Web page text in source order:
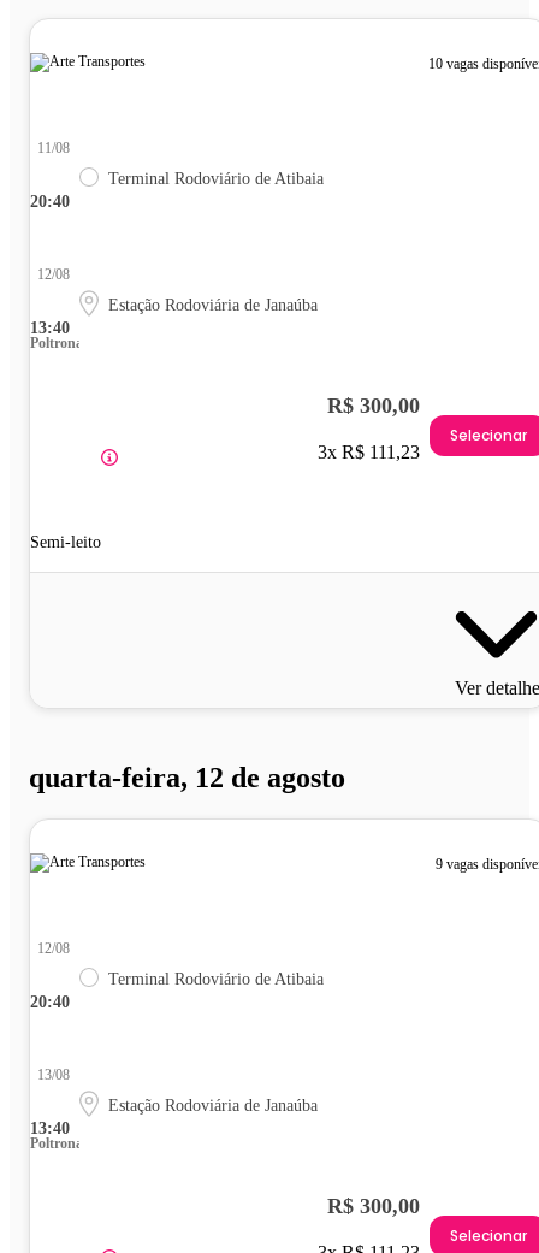
10 vagas
20:40
11/08
Terminal Rodoviário de Atibaia
13:40
12/08
Estação Rodoviária de Janaúba
Poltrona
Semi-leito
R$ 300,00
3x R$ 111,23
Selecionar
Ver
quarta-feira, 12 de agosto
9 vagas
20:40
12/08
Terminal Rodoviário de Atibaia
13:40
13/08
Estação Rodoviária de Janaúba
Poltrona
R$ 300,00
Selecionar